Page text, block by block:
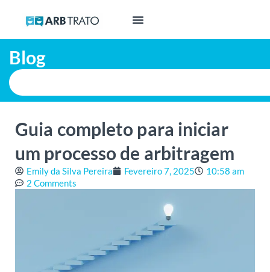
Blog
Guia completo para iniciar
um processo de arbitragem
Emily da Silva Pereira Fevereiro 7, 2025
10:58 am
2 Comments